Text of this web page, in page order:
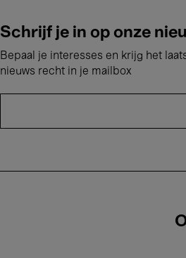
Schrijf je in op onze
Bepaal je interesses en krijg het
nieuws recht in je mailbox